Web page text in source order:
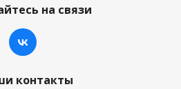
на связи
контакты